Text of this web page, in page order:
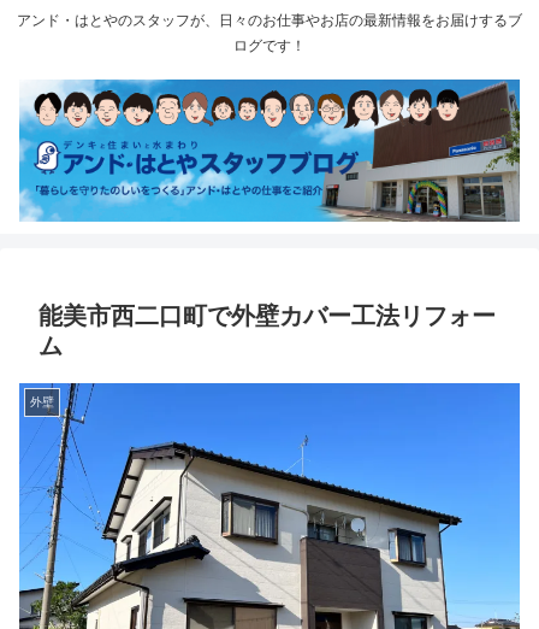
アンド・はとやのスタッフが、日々のお仕事やお店の最新情報をお届けするブ
ログです！
能美市西二口町で外壁カバー工法リフォー
ム
外壁